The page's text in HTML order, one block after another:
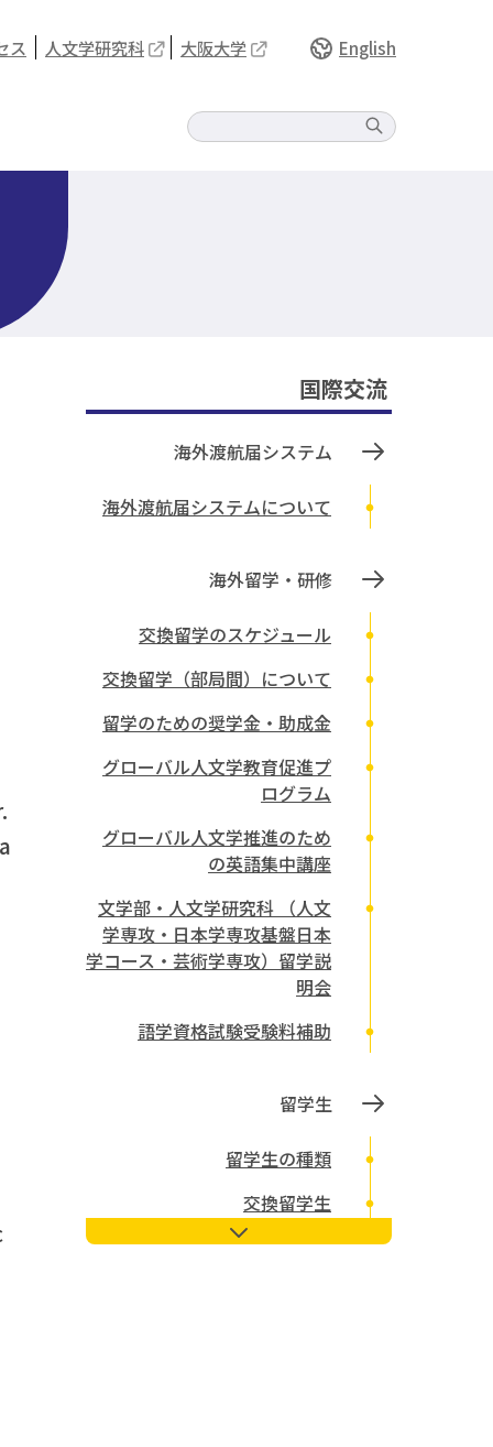
ス 人文学研究科 大阪大学 English
国際交流
海外渡航届システム
海外渡航届システムについて
海外留学・研修
交換留学のスケジュール
交換留学（部局間）について
留学のための奨学金・助成金
グローバル人文学教育促進プ
ログラム
グローバル人文学推進のため
の英語集中講座
文学部・人文学研究科 （人文
学専攻・日本学専攻基盤日本
学コース・芸術学専攻）留学説
明会
語学資格試験受験料補助
留学生
留学生の種類
交換留学生
留学生サポート